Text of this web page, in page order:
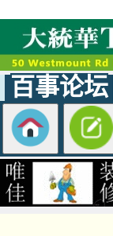
百事论坛